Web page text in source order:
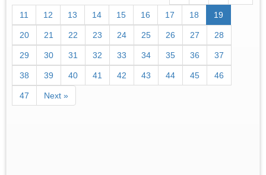
11 12 13 14 15 16 17 18 19
20 21 22 23 24 25 26 27 28
29 30 31 32 33 34 35 36 37
38 39 40 41 42 43 44 45 46
47 Next »